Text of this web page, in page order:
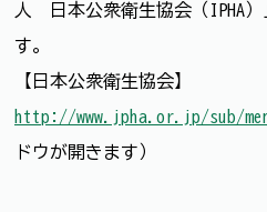
人 日本公衆衛生協会（IPHA
す。
【日本公衆衛生協会】
http://www.jpha.or.jp/sub/
ドウが開きます）